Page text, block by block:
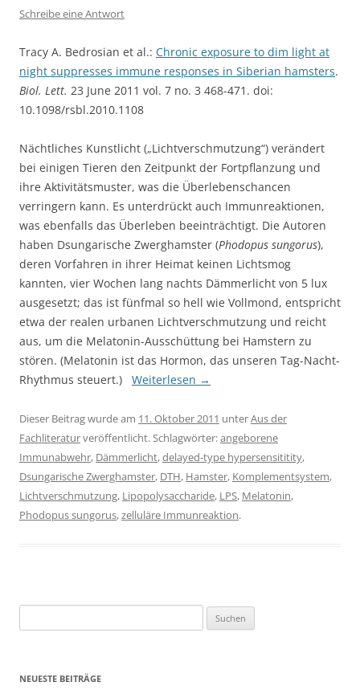
Schreibe eine Antwort
Tracy A. Bedrosian et al.: Chronic exposure to dim light at
night suppresses immune responses in Siberian hamsters.
Biol. Lett. 23 June 2011 vol. 7 no. 3 468-471. doi:
10.1098/rsbl.2010.1108
Nächtliches Kunstlicht („Lichtverschmutzung“) verändert
bei einigen Tieren den Zeitpunkt der Fortpflanzung und
ihre Aktivitätsmuster, was die Überlebenschancen
verringern kann. Es unterdrückt auch Immunreaktionen,
was ebenfalls das Überleben beeinträchtigt. Die Autoren
haben Dsungarische Zwerghamster (Phodopus sungorus),
deren Vorfahren in ihrer Heimat keinen Lichtsmog
kannten, vier Wochen lang nachts Dämmerlicht von 5 lux
ausgesetzt; das ist fünfmal so hell wie Vollmond, entspricht
etwa der realen urbanen Lichtverschmutzung und reicht
aus, um die Melatonin-Ausschüttung bei Hamstern zu
stören. (Melatonin ist das Hormon, das unseren Tag-Nacht-
Rhythmus steuert.) Weiterlesen →
Dieser Beitrag wurde am 11. Oktober 2011 unterAus der
Fachliteraturveröffentlicht. Schlagwörter:angeborene
Immunabwehr, Dämmerlicht,delayed-type hypersensititity,
Dsungarische Zwerghamster, DTH, Hamster, Komplementsystem,
Lichtverschmutzung, Lipopolysaccharide, LPS, Melatonin,
Phodopus sungorus,zelluläre Immunreaktion.
nach:
NEUESTE BEITRÄGE